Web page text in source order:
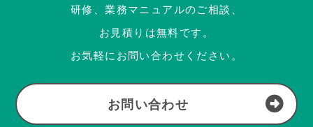
研修、業務マニュアルのご相談、
お見積りは無料です。
お気軽にお問い合わせください。
お問い合わせ